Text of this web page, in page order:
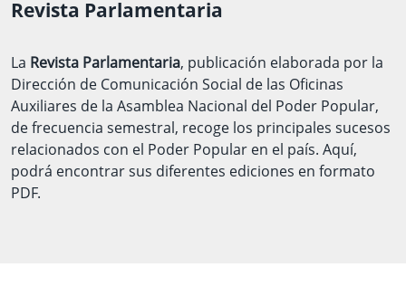
Revista Parlamentaria
La Revista Parlamentaria, publicación elaborada por la
Dirección de Comunicación Social de las Oficinas
Auxiliares de la Asamblea Nacional del Poder Popular,
de frecuencia semestral, recoge los principales sucesos
relacionados con el Poder Popular en el país. Aquí,
podrá encontrar sus diferentes ediciones en formato
PDF.